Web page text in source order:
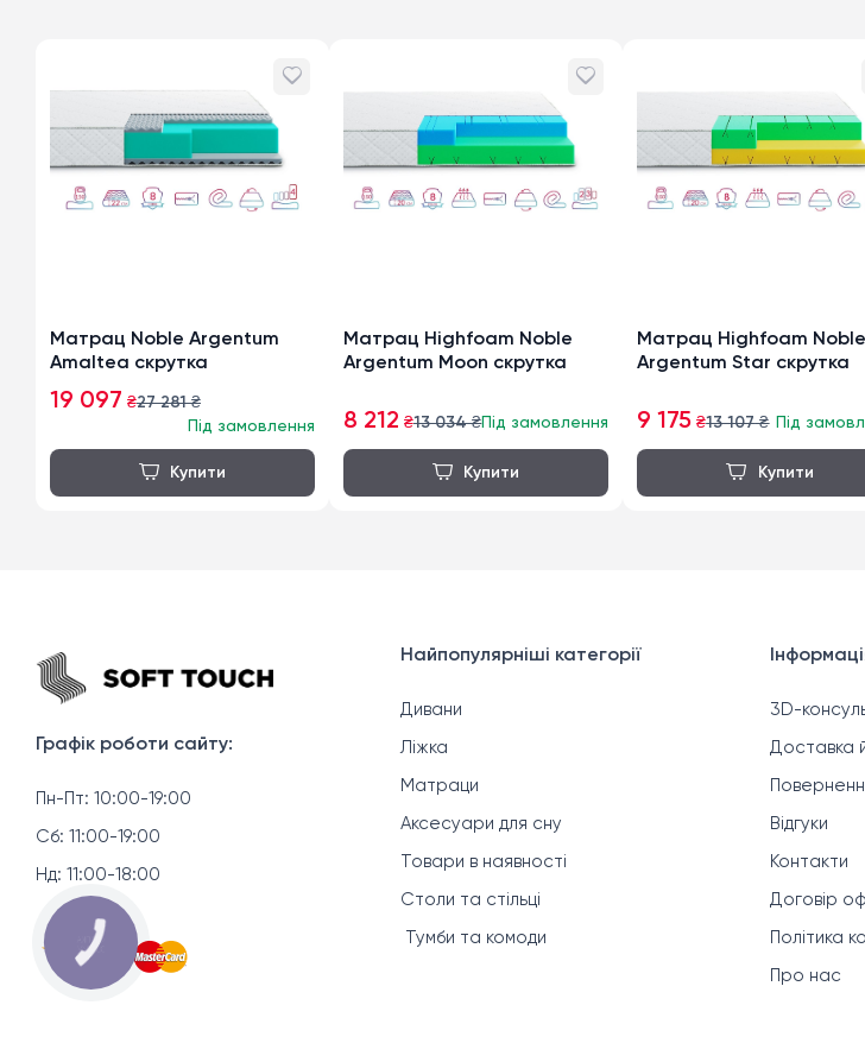
Матрац Noble Argentum
Amaltea скрутка
19 097 ₴27 281₴
Під замовлення
Матрац Highfoam Noble
Argentum Moon скрутка
8 212 ₴13 034₴Під замовлення
Матрац Highfoam Noble
Argentum Star скрутка
9 175 ₴13 107₴ Під
Графік роботи сайту:
Пн-Пт: 10:00-19:00
Сб: 11:00-19:00
Нд: 11:00-18:00
Найпопулярніші категорії
Дивани
Ліжка
Матраци
Аксесуари для сну
Товари в наявності
Столи та стільці
Тумби та комоди
3D-
Доставка
Відгуки
Контакти
Договір
Політика
Про нас
КНОПКА
ЗВ'ЯЗКУ